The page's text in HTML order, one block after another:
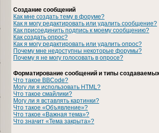
Создание сообщений
Как мне создать тему в форуме?
Как я могу редактировать или удалить сообщение?
Как присоединить подпись к моему сообщению?
Как создать опрос?
Как я могу редактировать или удалить опрос?
Почему мне недоступны некоторые форумы?
Почему я не могу голосовать в опросе?
Форматирование сообщений и типы
Что такое BBCode?
Могу ли я использовать HTML?
Что такое смайлики?
Могу ли я вставлять картинки?
Что такое «Объявление»?
Что такое «Важная тема»?
Что значит «Тема закрыта»?